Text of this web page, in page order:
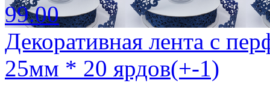
99.00
Декоративная лента с
25мм * 20 ярдов(+-1)